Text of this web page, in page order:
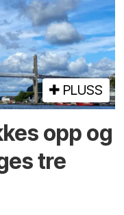
PLUSS
opp og
tre